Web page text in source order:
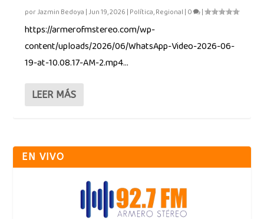
porJazmin Bedoya | Jun 19, 2026 | Política,Regional | 0 |
https://armerofmstereo.com/wp-
content/uploads/2026/06/WhatsApp-Video-2026-06-
19-at-10.08.17-AM-2.mp4...
LEER MÁS
EN VIVO